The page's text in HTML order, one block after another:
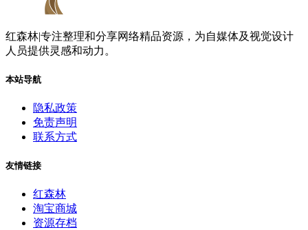
红森林|专注整理和分享网络精品资源，为自媒体及视觉设计
人员提供灵感和动力。
本站导航
隐私政策
免责声明
联系方式
友情链接
红森林
淘宝商城
资源存档